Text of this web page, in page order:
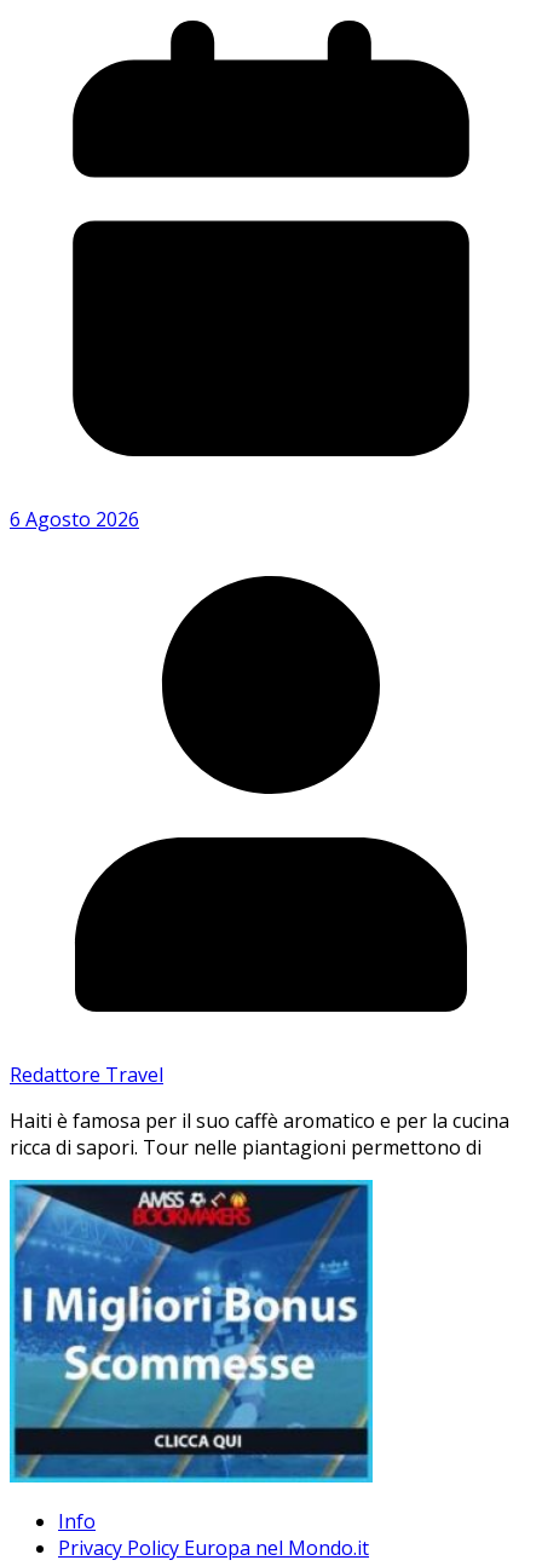
6 Agosto 2026
Redattore Travel
Haiti è famosa per il suo caffè aromatico e per la cucina
ricca di sapori. Tour nelle piantagioni permettono di
Info
Privacy Policy Europa nel Mondo.it